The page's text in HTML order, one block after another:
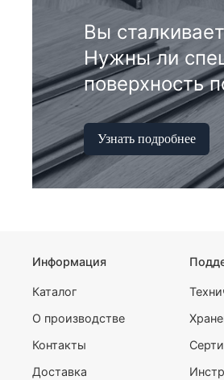
Вы
Нужны ли
поверхность
Узнать подробнее
Информация
Каталог
О производстве
Контакты
Доставка